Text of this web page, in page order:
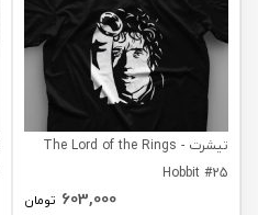
تیشرت The Lord of the Rings -
Hobbit #25
603,000 تومان